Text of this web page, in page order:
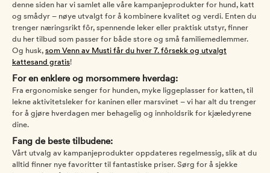
denne siden har vi samlet alle våre kampanjeprodukter for hund, katt
og smådyr – nøye utvalgt for å kombinere kvalitet og verdi. Enten du
trenger næringsrikt fôr, spennende leker eller praktisk utstyr, finner
du her tilbud som passer for både store og små familiemedlemmer.
Og husk, som Venn av Musti får du hver 7. fôrsekk og utvalgt
kattesand gratis!
For en enklere og morsommere hverdag:
Fra ergonomiske senger for hunden, myke liggeplasser for katten, til
lekne aktivitetsleker for kaninen eller marsvinet – vi har alt du trenger
for å gjøre hverdagen mer behagelig og innholdsrik for kjæledyrene
dine.
Fang de beste tilbudene:
Vårt utvalg av kampanjeprodukter oppdateres regelmessig, slik at du
alltid finner nye favoritter til fantastiske priser. Sørg for å sjekke